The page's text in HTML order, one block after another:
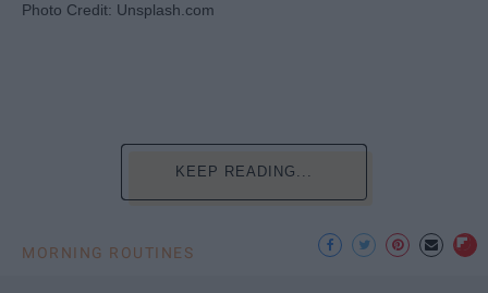
Photo Credit: Unsplash.com
KEEP READING...
MORNING ROUTINES